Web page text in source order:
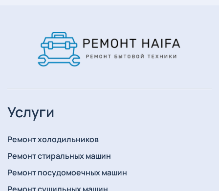
Услуги
Ремонт холодильников
Ремонт стиральных машин
Ремонт посудомоечных машин